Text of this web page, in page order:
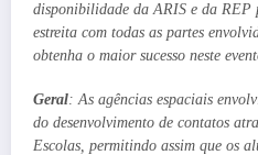
disponibilidade da ARIS e da REP
estreita com todas as partes
obtenha o maior sucesso neste
Geral: As agências espaciais
do desenvolvimento de contatos
Escolas, permitindo assim que os